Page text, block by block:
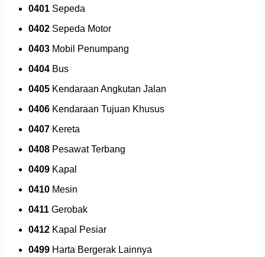
0401 Sepeda
0402 Sepeda Motor
0403 Mobil Penumpang
0404 Bus
0405 Kendaraan Angkutan Jalan
0406 Kendaraan Tujuan Khusus
0407 Kereta
0408 Pesawat Terbang
0409 Kapal
0410 Mesin
0411 Gerobak
0412 Kapal Pesiar
0499 Harta Bergerak Lainnya